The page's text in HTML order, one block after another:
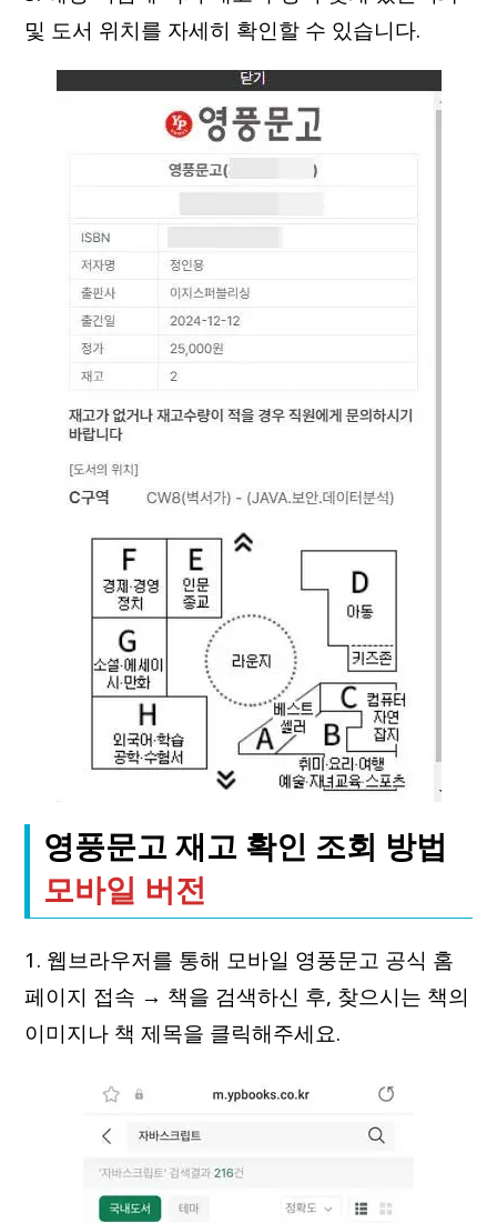
및 도서 위치를 자세히 확인할 수 있습니다.
영풍문고 재고 확인 조회 방법
모바일 버전
1. 웹브라우저를 통해 모바일 영풍문고 공식 홈
페이지 접속 → 책을 검색하신 후, 찾으시는 책의
이미지나 책 제목을 클릭해주세요.